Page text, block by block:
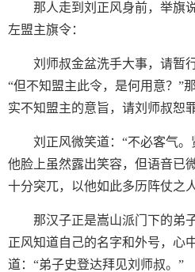
那人走到刘正风身前，举旗
左盟主旗令：
刘师叔金盆洗手大事，请暂
“但不知盟主此令，是何用意？”
实不知盟主的意旨，请刘师叔恕
刘正风微笑道：“不必客气
他脸上虽然露出笑容，但语音已
十分突兀，以他如此多历阵仗之
那汉子正是嵩山派门下的弟
正风知道自己的名字和外号，心
道：“弟子史登达拜见刘师叔。”